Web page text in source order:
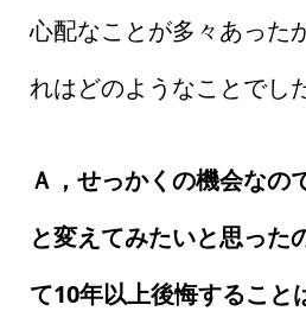
心配なことが多々あった
れはどのようなことでし
Ａ，せっかくの機会なの
と変えてみたいと思った
て10年以上後悔すること